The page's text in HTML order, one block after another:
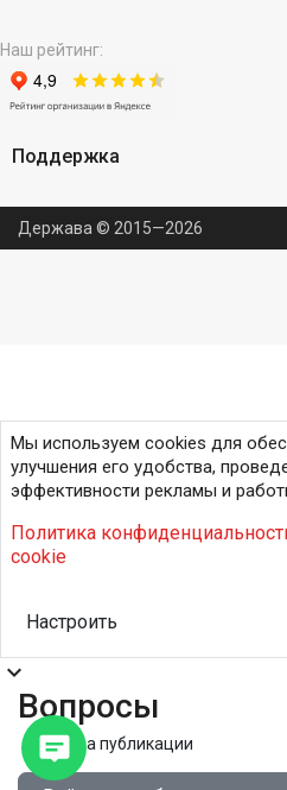
Наш рейтинг:
Поддержка
Держава © 2015—2026
Мы используем cookies для
улучшения его удобства,
эффективности рекламы и
Политика
cookie
Настроить
expand_more
Вопросы
Правила публикации